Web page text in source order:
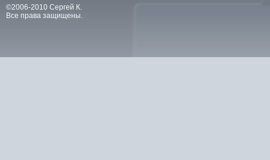
©2006-2010 Сергей К.
Все права защищены.